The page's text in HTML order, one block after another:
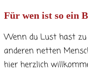
Für wen ist so ein
Wenn du Lust hast
anderen netten
hier herzlich